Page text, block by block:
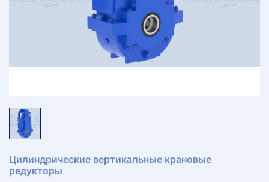
Цилиндрические вертикальные крановые
редукторы